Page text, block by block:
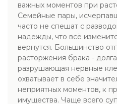
важных моментов при
Семейные пары,
часто не спешат с
надежды, что всё
вернутся. Большинство
расторжения брака -
разрушающая нервные
охватывает в себе
неприятных моментов, к
имущества. Чаще всего